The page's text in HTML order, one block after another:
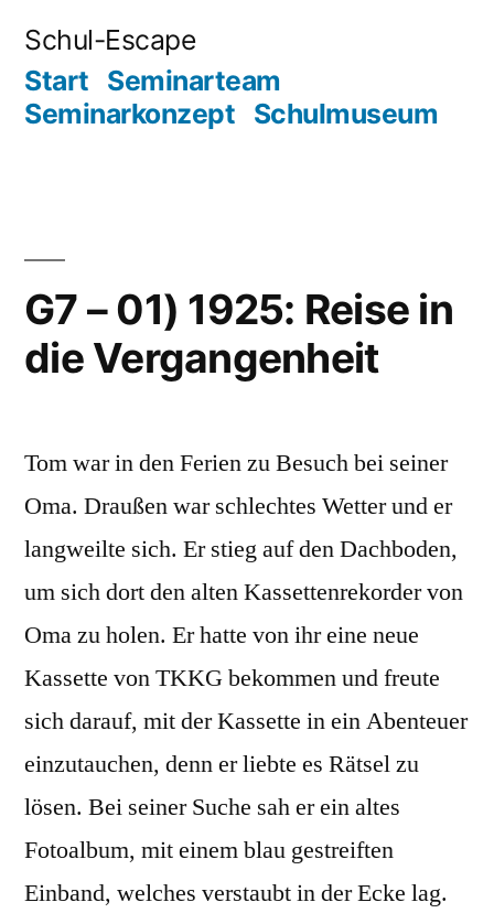
Inhalt
springen
Schul-Escape
Start Seminarteam
Seminarkonzept Schulmuseum
G7 – 01) 1925: Reise in
die Vergangenheit
Tom war in den Ferien zu Besuch bei seiner
Oma. Draußen war schlechtes Wetter und er
langweilte sich. Er stieg auf den Dachboden,
um sich dort den alten Kassettenrekorder von
Oma zu holen. Er hatte von ihr eine neue
Kassette von TKKG bekommen und freute
sich darauf, mit der Kassette in ein Abenteuer
einzutauchen, denn er liebte es Rätsel zu
lösen. Bei seiner Suche sah er ein altes
Fotoalbum, mit einem blau gestreiften
Einband, welches verstaubt in der Ecke lag.